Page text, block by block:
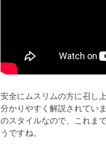
安全にムスリムの方に召し
分かりやすく解説されてい
のスタイルなので、これま
うですね。